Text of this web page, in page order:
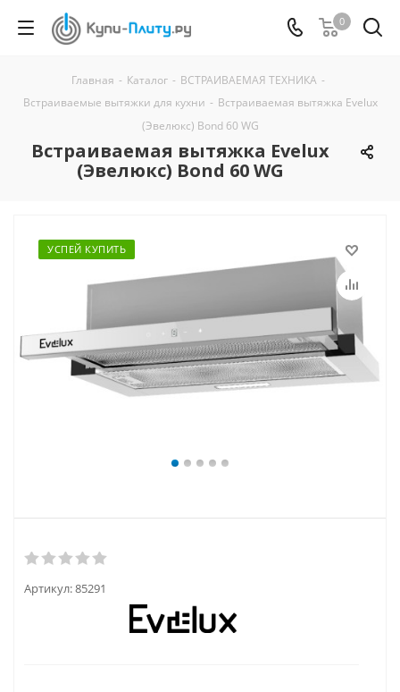
0
Главная - Каталог - ВСТРАИВАЕМАЯ ТЕХНИКА -
Встраиваемые вытяжки для кухни - Встраиваемая вытяжка Evelux
(Эвелюкс) Bond 60 WG
Встраиваемая вытяжка Evelux
(Эвелюкс) Bond 60 WG
УСПЕЙ КУПИТЬ
Артикул:85291